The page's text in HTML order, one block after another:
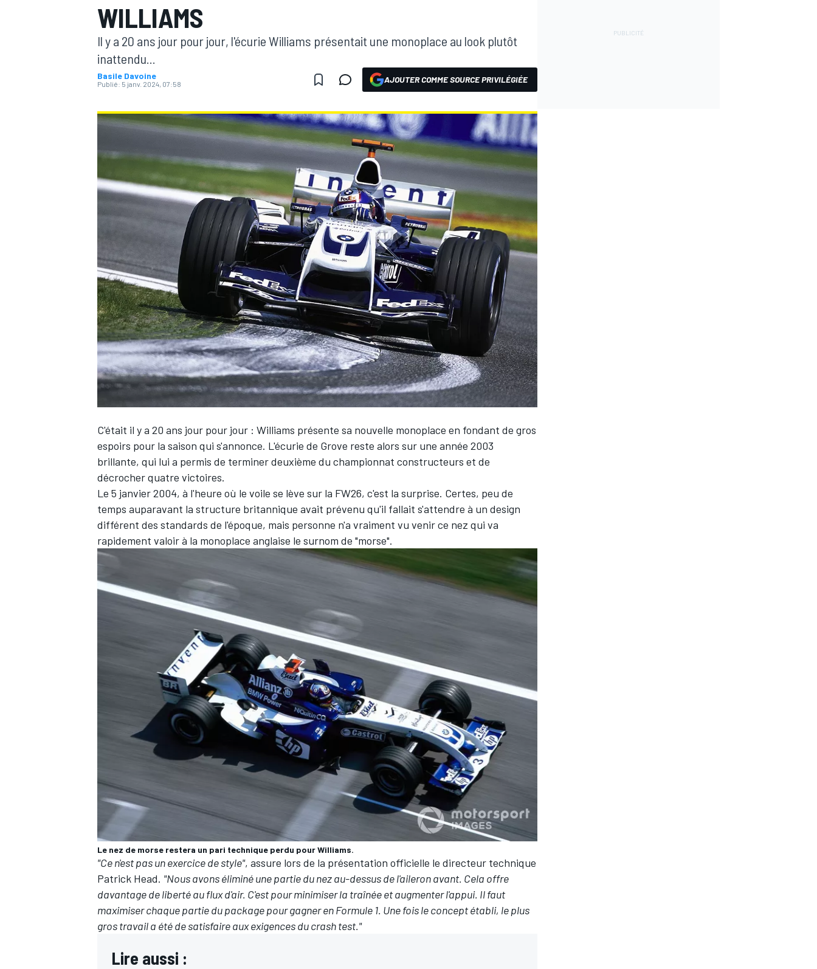
WRC
WEC
WILLIAMS
Il y a 20 ans jour pour jour, l'écurie Williams présentait une monoplace au look plutôt
inattendu...
Basile Davoine
Publié: 5 janv. 2024, 07:58 AJOUTER COMME SOURCE PRIVILÉGIÉE
C'était il y a 20 ans jour pour jour : Williams présente sa nouvelle monoplace en fondant de gros
espoirs pour la saison qui s'annonce. L'écurie de Grove reste alors sur une année 2003
brillante, qui lui a permis de terminer deuxième du championnat constructeurs et de
décrocher quatre victoires.
Le 5 janvier 2004, à l'heure où le voile se lève sur la FW26, c'est la surprise. Certes, peu de
temps auparavant la structure britannique avait prévenu qu'il fallait s'attendre à un design
différent des standards de l'époque, mais personne n'a vraiment vu venir ce nez qui va
rapidement valoir à la monoplace anglaise le surnom de "morse".
Le nez de morse restera un pari technique perdu pour Williams.
"Ce n'est pas un exercice de style", assure lors de la présentation officielle le directeur technique
Patrick Head. "Nous avons éliminé une partie du nez au-dessus de l'aileron avant. Cela offre
davantage de liberté au flux d'air. C'est pour minimiser la traînée et augmenter l'appui. Il faut
maximiser chaque partie du package pour gagner en Formule 1. Une fois le concept établi, le plus
gros travail a été de satisfaire aux exigences du crash test."
Lire aussi :